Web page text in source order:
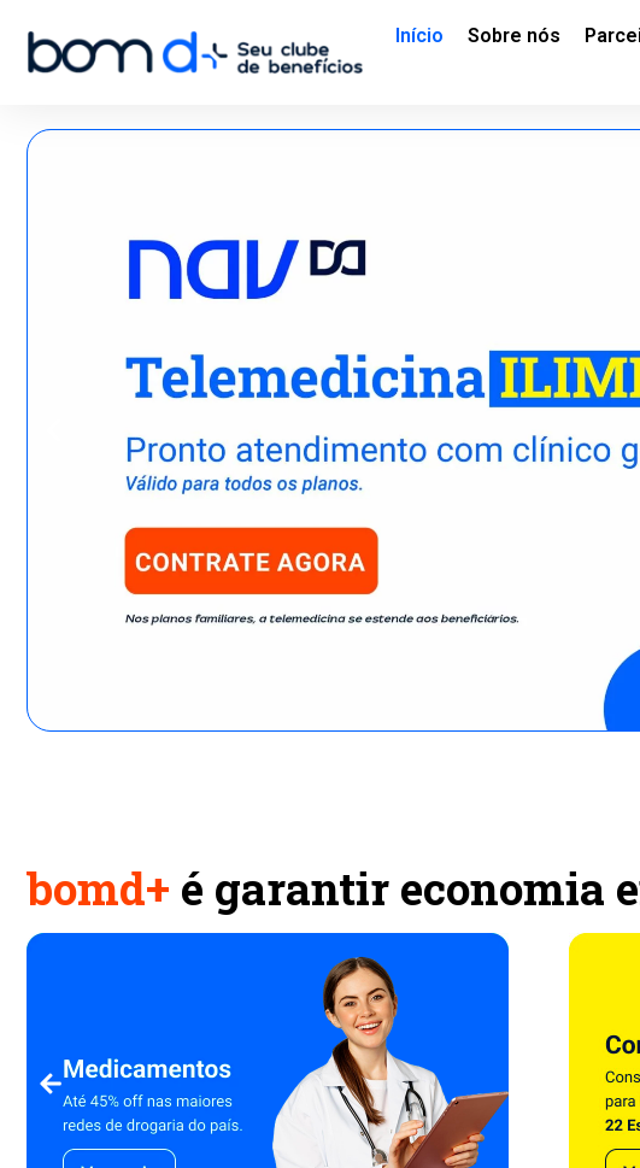
Início Sobre nós
bomd+ é garantir economia